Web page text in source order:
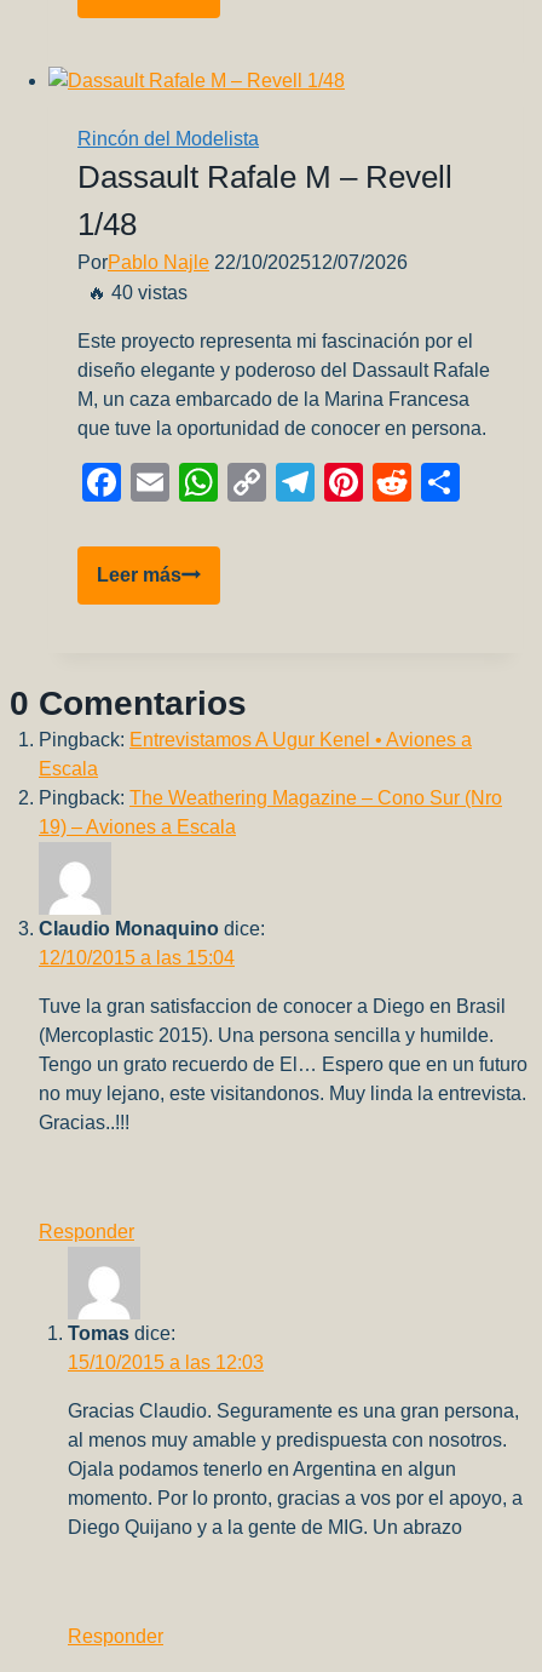
el
Nacional
y
del
Espacio
Chile
2)
Rincón del Modelista
Dassault Rafale M – Revell
1/48
PorPablo Najle 22/10/202512/07/2026
🔥 40 vistas
Este proyecto representa mi fascinación por el
diseño elegante y poderoso del Dassault Rafale
M, un caza embarcado de la Marina Francesa
que tuve la oportunidad de conocer en persona.
Facebook
EmailWhatsApp
CopyTelegram
Pinterest
Reddit
Leer másDassault
Rafale
Revell
1/48
0 Comentarios
Pingback: Entrevistamos A Ugur Kenel • Aviones a
Escala
Pingback: The Weathering Magazine – Cono Sur (Nro
19) – Aviones a Escala
Claudio Monaquino dice:
12/10/2015 a las 15:04
Tuve la gran satisfaccion de conocer a Diego en Brasil
(Mercoplastic 2015). Una persona sencilla y humilde.
Tengo un grato recuerdo de El… Espero que en un futuro
no muy lejano, este visitandonos. Muy linda la entrevista.
Gracias..!!!
Responder
Tomas dice:
15/10/2015 a las 12:03
Gracias Claudio. Seguramente es una gran persona,
al menos muy amable y predispuesta con nosotros.
Ojala podamos tenerlo en Argentina en algun
momento. Por lo pronto, gracias a vos por el apoyo, a
Diego Quijano y a la gente de MIG. Un abrazo
Responder